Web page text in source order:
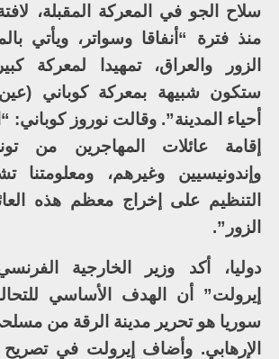
سلاح الجو في المعركة المقبلة،
منذ فترة “أنفاقا وسواتر، ويأتي
الزور والعراق، تمهيدا لمعركة
ستكون شبيهة بمعركة كوباني
أحياء المدينة”. وقالت نوروز كوباني:
إقامة عائلات المهاجرين من
وإندونيسيين وغيرهم، ومعلومتنا
التنظيم على إخراج معظم هذه
الزور”.
دوليا، أكد وزير الخارجية
إيرولت” أن الهدف الأساسي
سوريا هو تحرير مدينة الرقة من
الإرهابي. وأضاف إيرولت في